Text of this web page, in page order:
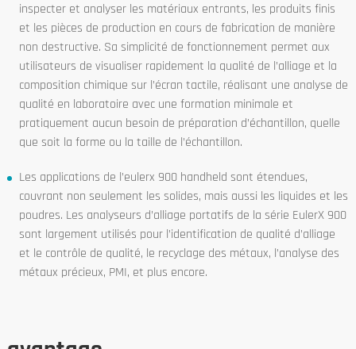
inspecter et analyser les matériaux entrants, les produits finis
et les pièces de production en cours de fabrication de manière
non destructive. Sa simplicité de fonctionnement permet aux
utilisateurs de visualiser rapidement la qualité de l’alliage et la
composition chimique sur l’écran tactile, réalisant une analyse de
qualité en laboratoire avec une formation minimale et
pratiquement aucun besoin de préparation d’échantillon, quelle
que soit la forme ou la taille de l’échantillon.
Les applications de l’eulerx 900 handheld sont étendues,
couvrant non seulement les solides, mais aussi les liquides et les
poudres. Les analyseurs d’alliage portatifs de la série EulerX 900
sont largement utilisés pour l’identification de qualité d’alliage
et le contrôle de qualité, le recyclage des métaux, l’analyse des
métaux précieux, PMI, et plus encore.